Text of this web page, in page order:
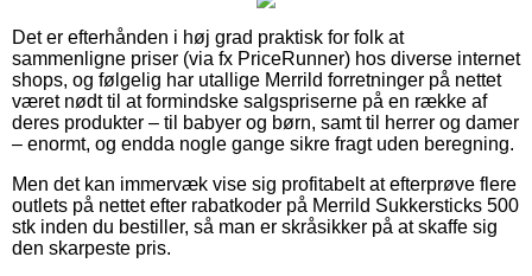
Det er efterhånden i høj grad praktisk for folk at
sammenligne priser (via fx PriceRunner) hos diverse internet
shops, og følgelig har utallige Merrild forretninger på nettet
været nødt til at formindske salgspriserne på en række af
deres produkter – til babyer og børn, samt til herrer og damer
– enormt, og endda nogle gange sikre fragt uden beregning.
Men det kan immervæk vise sig profitabelt at efterprøve flere
outlets på nettet efter rabatkoder på Merrild Sukkersticks 500
stk inden du bestiller, så man er skråsikker på at skaffe sig
den skarpeste pris.